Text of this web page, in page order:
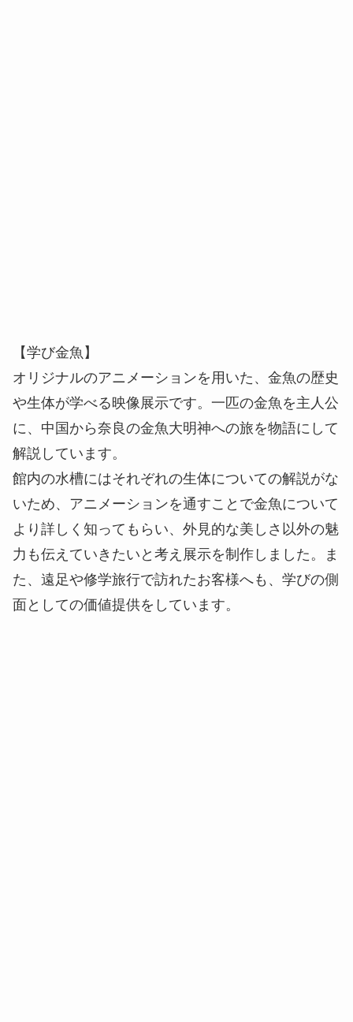
【学び金魚】
オリジナルのアニメーションを用いた、金魚の歴史
や生体が学べる映像展示です。一匹の金魚を主人公
に、中国から奈良の金魚大明神への旅を物語にして
解説しています。
館内の水槽にはそれぞれの生体についての解説がな
いため、アニメーションを通すことで金魚について
より詳しく知ってもらい、外見的な美しさ以外の魅
力も伝えていきたいと考え展示を制作しました。ま
た、遠足や修学旅行で訪れたお客様へも、学びの側
面としての価値提供をしています。